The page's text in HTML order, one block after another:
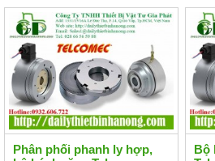
Phân phối phanh ly hợp,
Bộ